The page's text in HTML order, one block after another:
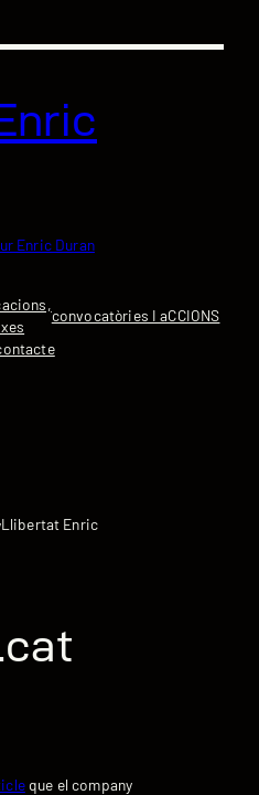
Enric Duran
convocatòries I aCCIONS
Llibertat Enric
que el company